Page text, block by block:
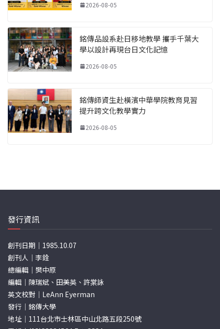
2026-08-05
銘傳品設系赴日移地教學 攜手千葉大
學以設計再現台日文化記憶
2026-08-05
銘傳師資生赴橫濱中華學院教育見習
提升跨文化教學實力
2026-08-05
發行資訊
創刊日期｜1985.10.07
創刊人｜李銓
總編輯｜樊中原
編輯｜陳瑞斌、田美英、許棠詠
英文校對｜LeAnn Eyerman
發行｜銘傳大學
地址｜111台北市士林區中山北路五段250號